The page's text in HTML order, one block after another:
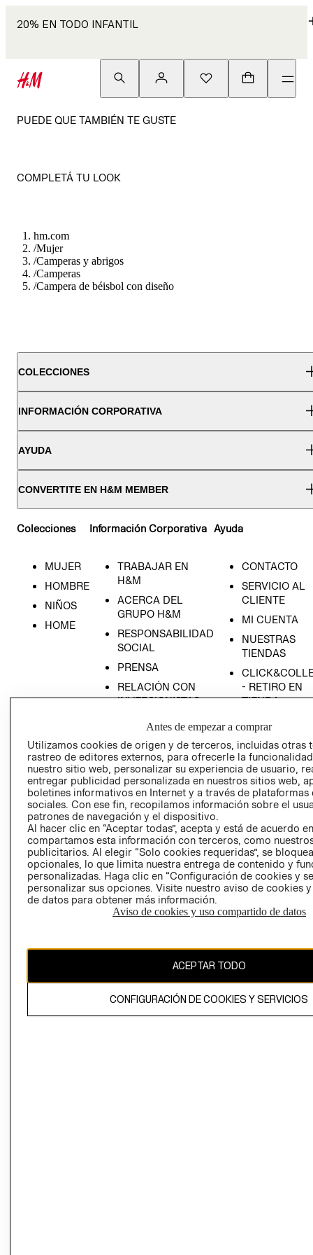
20% EN TODO INFANTIL
PUEDE QUE TAMBIÉN TE GUSTE
COMPLETÁ TU LOOK
hm.com
/Mujer
/Camperas y abrigos
/Camperas
/Campera de béisbol con diseño
COLECCIONES
INFORMACIÓN CORPORATIVA
AYUDA
CONVERTITE EN H&M MEMBER
Colecciones
MUJER
HOMBRE
NIÑOS
HOME
Información Corporativa
TRABAJAR EN
H&M
ACERCA DEL
GRUPO H&M
RESPONSABILIDAD
SOCIAL
PRENSA
RELACIÓN CON
INVERSIONISTAS
POLÍTICA
EMPRESARIAL
Ayuda
CONTACTO
SERVICIO AL
CLIENTE
MI CUENTA
NUESTRAS
TIENDAS
- RETIRO EN
TIENDA
CONDICIONES
AVISO DE
PRIVACIDAD
GIFT CARD
AVISO DE
El contenido de esta página web está protegido por copyright y es
propiedad de H&M Hennes & Mauritz AB.
Antes de empezar a comprar
Utilizamos cookies de origen y de terceros, incluidas otras
rastreo de editores externos, para ofrecerle la
nuestro sitio web, personalizar su experiencia de usuario,
entregar publicidad personalizada en nuestros sitios web,
boletines informativos en Internet y a través de plataformas
sociales. Con ese fin, recopilamos información sobre el
patrones de navegación y el dispositivo.
Al hacer clic en “Aceptar todas”, acepta y está de acuerdo
compartamos esta información con terceros, como
publicitarios. Al elegir “Solo cookies requeridas”, se
opcionales, lo que limita nuestra entrega de contenido y
personalizadas. Haga clic en “Configuración de cookies y
personalizar sus opciones. Visite nuestro aviso de cookies
de datos para obtener más información.
Aviso de cookies y uso compartido de datos
ACEPTAR TODO
CONFIGURACIÓN DE COOKIES Y SERVICIOS